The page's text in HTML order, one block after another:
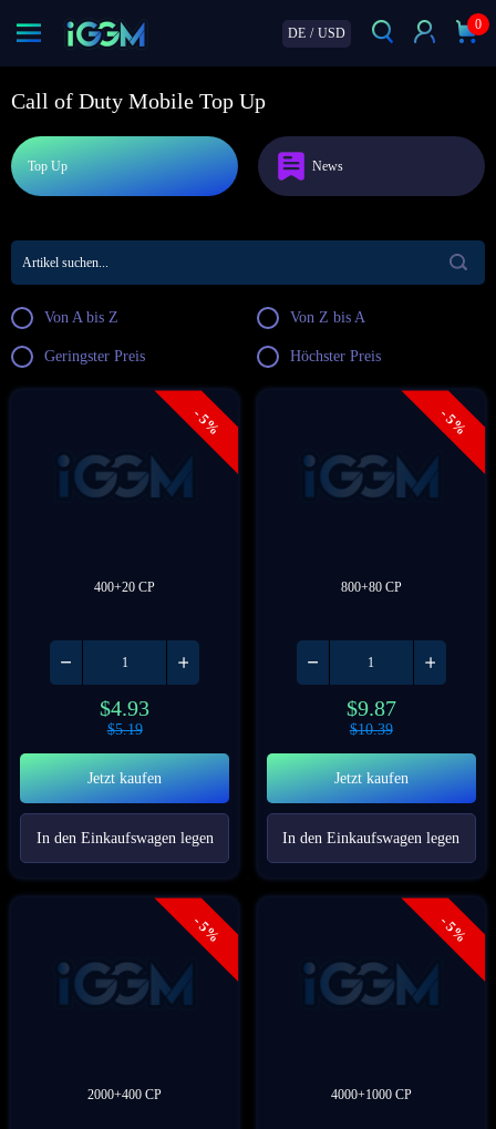
DE / USD
0
Call of Duty Mobile Top Up
Top Up News
Von A bis Z Von Z bis A
Geringster Preis Höchster Preis
- 5%
400+20 CP
$4.93
$5.19
Jetzt kaufen
In den Einkaufswagen legen
- 5%
800+80 CP
$9.87
$10.39
Jetzt kaufen
In den Einkaufswagen legen
- 5%
2000+400 CP
- 5%
4000+1000 CP